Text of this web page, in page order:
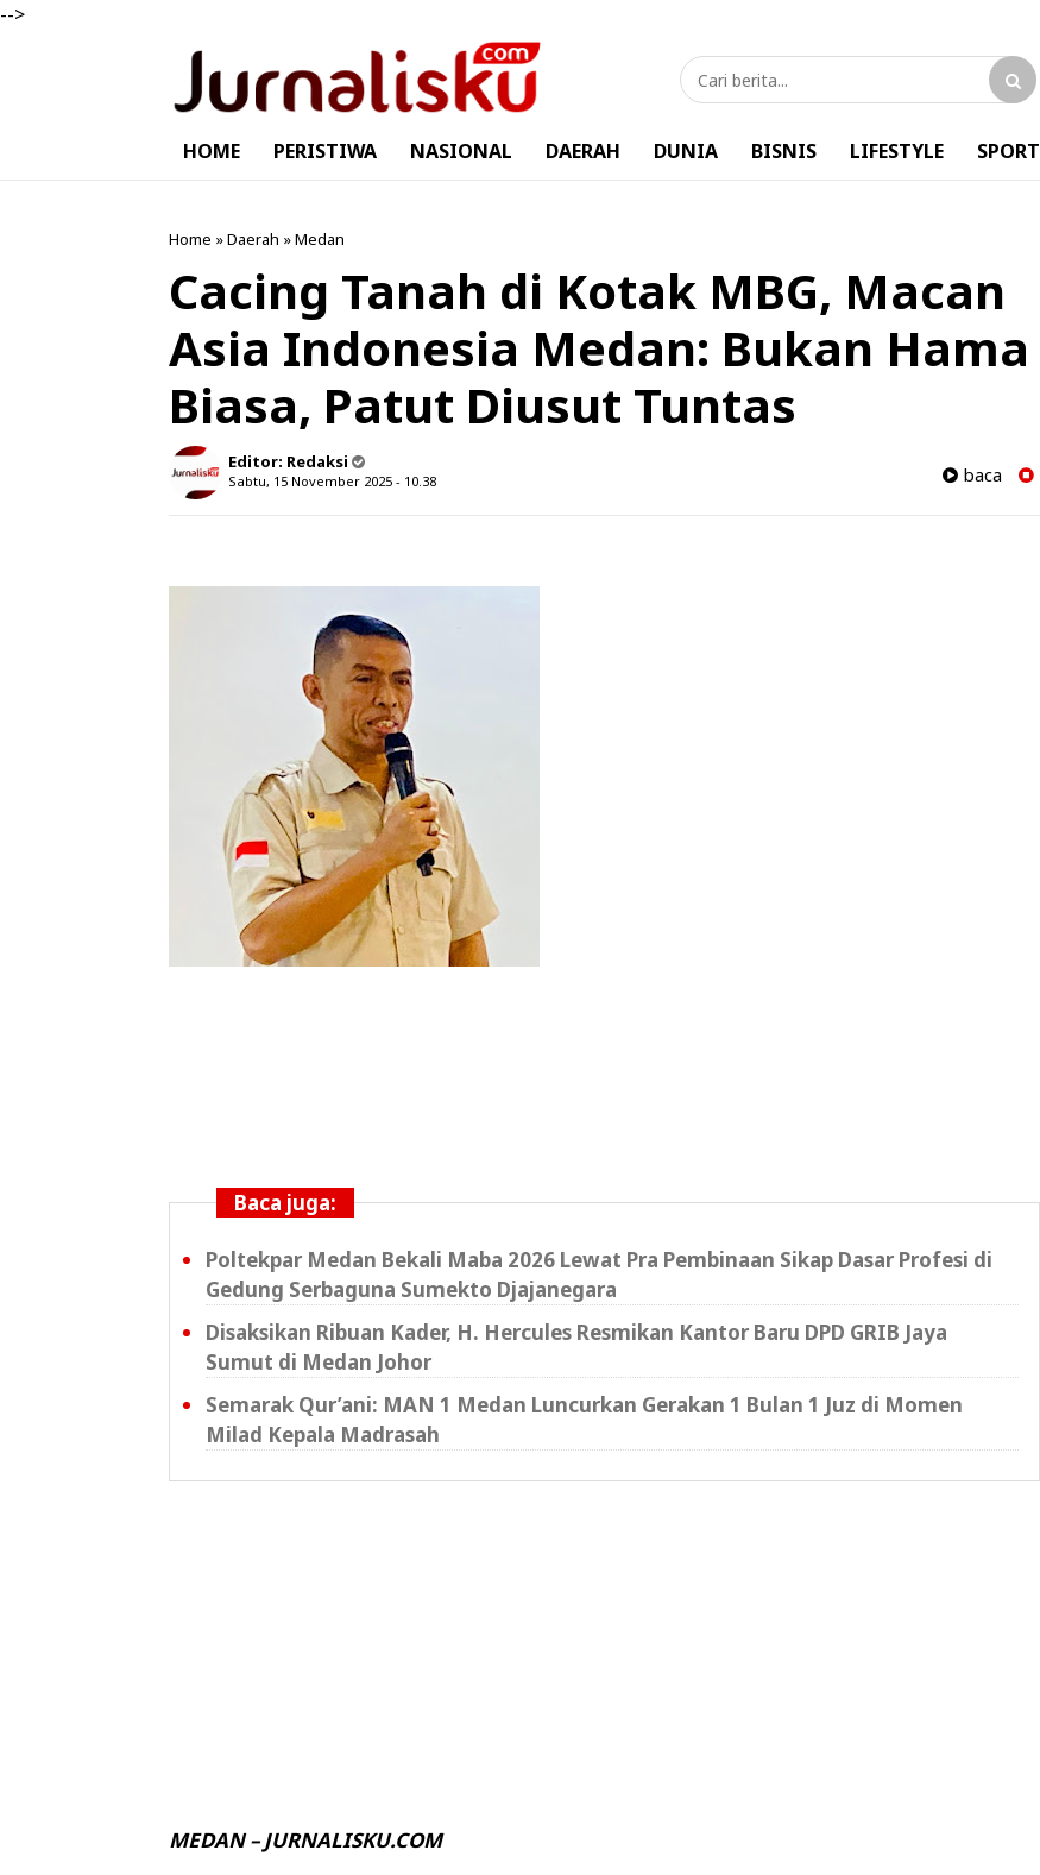
-->
HOME PERISTIWA NASIONAL DAERAH DUNIA BISNIS LIFESTYLE SPORT
Home »Daerah »Medan
Cacing Tanah di Kotak MBG, Macan
Asia Indonesia Medan: Bukan Hama
Biasa, Patut Diusut Tuntas
Editor: Redaksi
Sabtu, 15 November 2025 - 10.38 baca
Baca juga:
Poltekpar Medan Bekali Maba 2026 Lewat Pra Pembinaan Sikap Dasar Profesi di
Gedung Serbaguna Sumekto Djajanegara
Disaksikan Ribuan Kader, H. Hercules Resmikan Kantor Baru DPD GRIB Jaya
Sumut di Medan Johor
Semarak Qur’ani: MAN 1 Medan Luncurkan Gerakan 1 Bulan 1 Juz di Momen
Milad Kepala Madrasah
MEDAN – JURNALISKU.COM